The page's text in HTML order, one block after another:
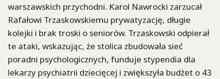
warszawskich przychodni. Karol Nawrocki zarzucał
Rafałowi Trzaskowskiemu prywatyzację, długie
kolejki i brak troski o seniorów. Trzaskowski odpierał
te ataki, wskazując, że stolica zbudowała sieć
poradni psychologicznych, funduje stypendia dla
lekarzy psychiatrii dziecięcej i zwiększyła budżet o 43